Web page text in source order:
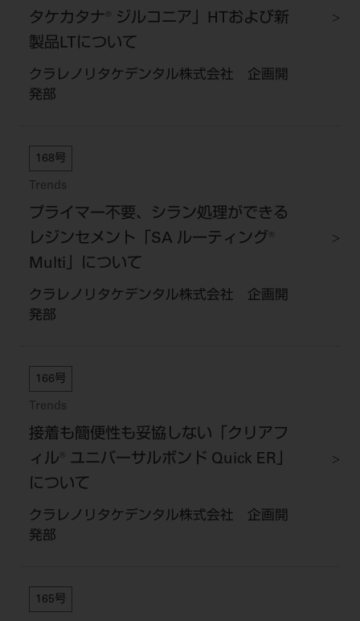
タケカタナ® ジルコニア」HTおよび新
製品LTについて
クラレノリタケデンタル株式会社 企画開
発部
168号
Trends
プライマー不要、シラン処理ができる
レジンセメント「SA ルーティング®
Multi」について
クラレノリタケデンタル株式会社 企画開
発部
166号
Trends
接着も簡便性も妥協しない「クリアフ
ィル® ユニバーサルボンド Quick ER」
について
クラレノリタケデンタル株式会社 企画開
発部
165号